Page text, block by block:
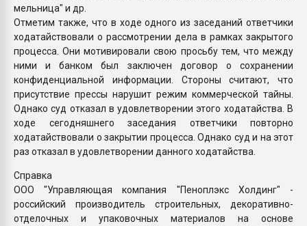
мельница" и др.
Отметим также, что в ходе одного из заседаний ответчики
ходатайствовали о рассмотрении дела в рамках закрытого
процесса. Они мотивировали свою просьбу тем, что между
ними и банком был заключен договор о сохранении
конфиденциальной информации. Стороны считают, что
присутствие прессы нарушит режим коммерческой тайны.
Однако суд отказал в удовлетворении этого ходатайства. В
ходе сегодняшнего заседания ответчики повторно
ходатайствовали о закрытии процесса. Однако суд и на этот
раз отказал в удовлетворении данного ходатайства.
Справка
ООО "Управляющая компания "Пеноплэкс Холдинг" -
российский производитель строительных, декоративно-
отделочных и упаковочных материалов на основе